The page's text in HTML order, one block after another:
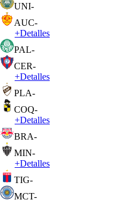
UNI-
AUC-
+Detalles
PAL-
CER-
+Detalles
PLA-
COQ-
+Detalles
BRA-
MIN-
+Detalles
TIG-
MCT-